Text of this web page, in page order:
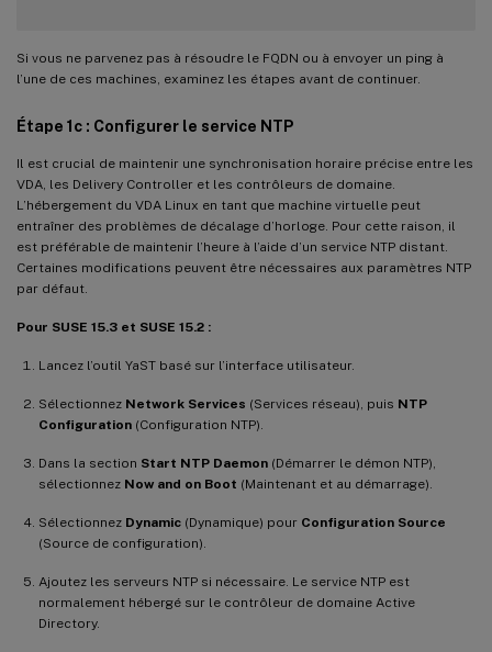
Si vous ne parvenez pas à résoudre le FQDN ou à envoyer un ping à
l’une de ces machines, examinez les étapes avant de continuer.
Étape 1c : Configurer le service NTP
Il est crucial de maintenir une synchronisation horaire précise entre les
VDA, les Delivery Controller et les contrôleurs de domaine.
L’hébergement du VDA Linux en tant que machine virtuelle peut
entraîner des problèmes de décalage d’horloge. Pour cette raison, il
est préférable de maintenir l’heure à l’aide d’un service NTP distant.
Certaines modifications peuvent être nécessaires aux paramètres NTP
par défaut.
Pour SUSE 15.3 et SUSE 15.2 :
Lancez l’outil YaST basé sur l’interface utilisateur.
Sélectionnez Network Services (Services réseau), puis NTP
Configuration (Configuration NTP).
Dans la section Start NTP Daemon (Démarrer le démon NTP),
sélectionnez Now and on Boot (Maintenant et au démarrage).
Sélectionnez Dynamic (Dynamique) pour Configuration Source
(Source de configuration).
Ajoutez les serveurs NTP si nécessaire. Le service NTP est
normalement hébergé sur le contrôleur de domaine Active
Directory.